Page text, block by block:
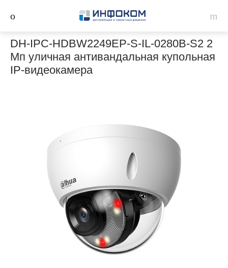
DH-IPC-HDBW2249EP-S-IL-0280B-S2 2
Мп уличная антивандальная купольная
IP-видеокамера